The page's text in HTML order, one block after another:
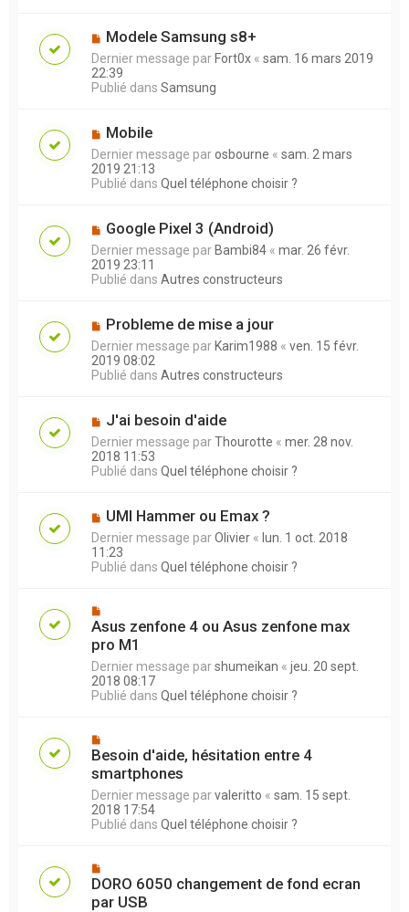
Modele Samsung s8+
Dernier message parFort0x « sam. 16 mars 2019
22:39
Publié dans Samsung
Mobile
Dernier message parosbourne « sam. 2 mars
2019 21:13
Publié dans Quel téléphone choisir ?
Google Pixel 3 (Android)
Dernier message parBambi84 « mar. 26 févr.
2019 23:11
Publié dans Autres constructeurs
Probleme de mise a jour
Dernier message parKarim1988 « ven. 15 févr.
2019 08:02
Publié dans Autres constructeurs
J'ai besoin d'aide
Dernier message parThourotte « mer. 28 nov.
2018 11:53
Publié dans Quel téléphone choisir ?
UMI Hammer ou Emax ?
Dernier message parOlivier « lun. 1 oct. 2018
11:23
Publié dans Quel téléphone choisir ?
Asus zenfone 4 ou Asus zenfone max
pro M1
Dernier message parshumeikan « jeu. 20 sept.
2018 08:17
Publié dans Quel téléphone choisir ?
Besoin d'aide, hésitation entre 4
smartphones
Dernier message parvaleritto « sam. 15 sept.
2018 17:54
Publié dans Quel téléphone choisir ?
DORO 6050 changement de fond ecran
par USB